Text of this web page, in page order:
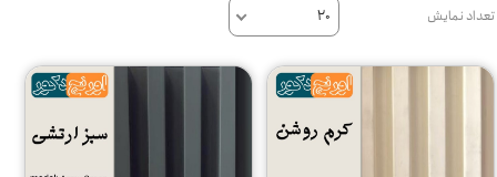
تعداد نمایش ۲۰